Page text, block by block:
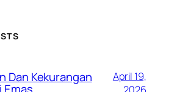
Dan Kekurangan
April 19,